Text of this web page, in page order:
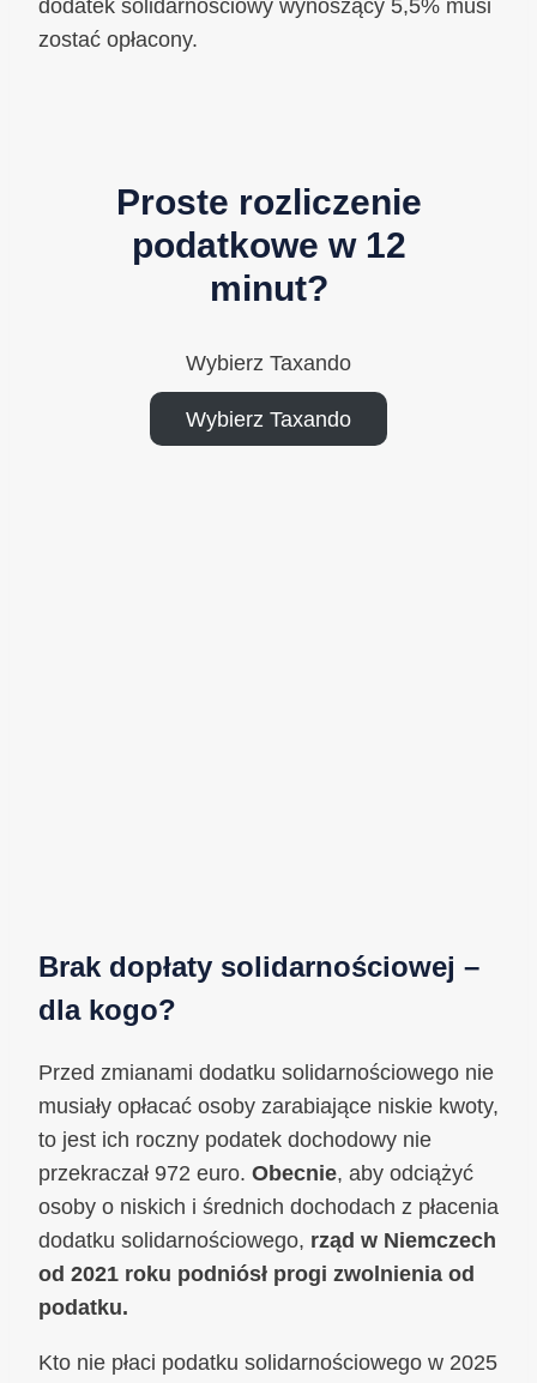
dodatek solidarnościowy wynoszący 5,5% musi
zostać opłacony.
Proste rozliczenie
podatkowe w 12
minut?
Wybierz Taxando
Wybierz Taxando
Brak dopłaty solidarnościowej –
dla kogo?
Przed zmianami dodatku solidarnościowego nie
musiały opłacać osoby zarabiające niskie kwoty,
to jest ich roczny podatek dochodowy nie
przekraczał 972 euro. Obecnie, aby odciążyć
osoby o niskich i średnich dochodach z płacenia
dodatku solidarnościowego, rząd w Niemczech
od 2021 roku podniósł progi zwolnienia od
podatku.
Kto nie płaci podatku solidarnościowego w 2025